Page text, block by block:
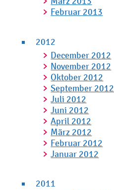
Februar 2013
2012
December 2012
November 2012
Oktober 2012
September 2012
Juli 2012
Juni 2012
April 2012
März 2012
Februar 2012
Januar 2012
2011